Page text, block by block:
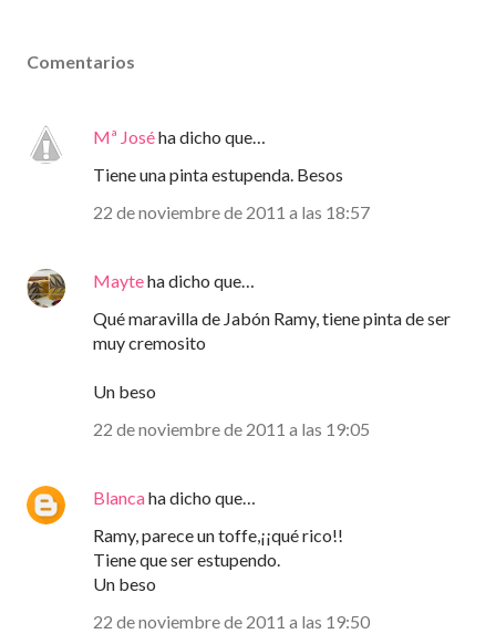
Comentarios
Mª Joséha dicho que…
Tiene una pinta estupenda. Besos
22 de noviembre de 2011 a las 18:57
Mayteha dicho que…
Qué maravilla de Jabón Ramy, tiene pinta de ser
muy cremosito
Un beso
22 de noviembre de 2011 a las 19:05
Blancaha dicho que…
Ramy, parece un toffe,¡¡qué rico!!
Tiene que ser estupendo.
Un beso
22 de noviembre de 2011 a las 19:50